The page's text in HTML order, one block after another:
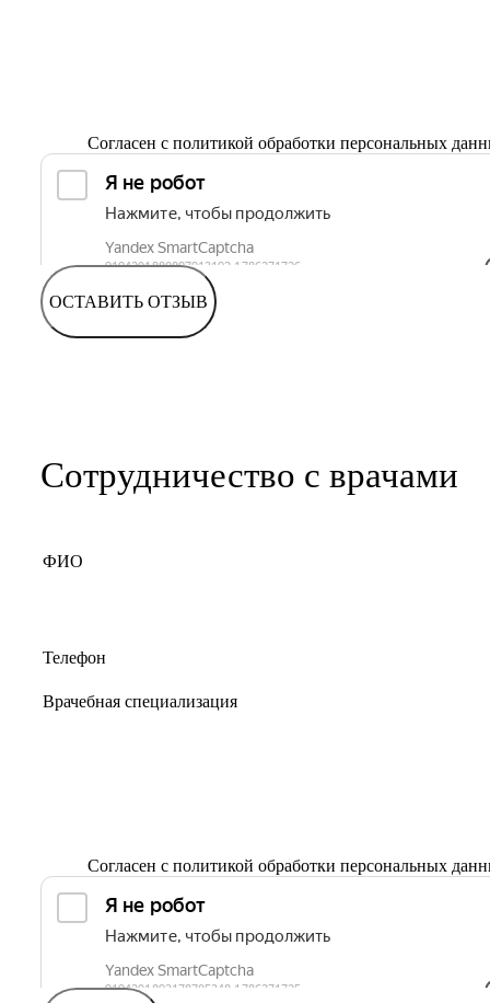
Согласен с политикой обработки персональных
ОСТАВИТЬ ОТЗЫВ
Сотрудничество с врачами
Согласен с политикой обработки персональных